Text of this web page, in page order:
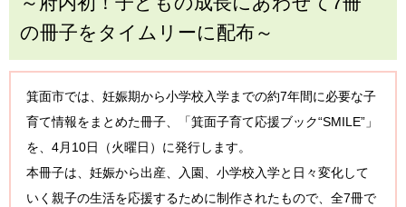
の冊子をタイムリーに配布～
箕面市では、妊娠期から小学校入学までの約7年間に必要な子
育て情報をまとめた冊子、「箕面子育て応援ブック“SMILE”」
を、4月10日（火曜日）に発行します。
本冊子は、妊娠から出産、入園、小学校入学と日々変化して
いく親子の生活を応援するために制作されたもので、全7冊で